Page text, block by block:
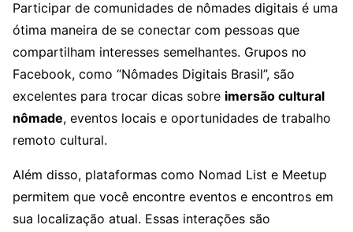
Participar de comunidades de nômades digitais é uma
ótima maneira de se conectar com pessoas que
compartilham interesses semelhantes. Grupos no
Facebook, como “Nômades Digitais Brasil”, são
excelentes para trocar dicas sobre imersão cultural
nômade, eventos locais e oportunidades de trabalho
remoto cultural.
Além disso, plataformas como Nomad List e Meetup
permitem que você encontre eventos e encontros em
sua localização atual. Essas interações são